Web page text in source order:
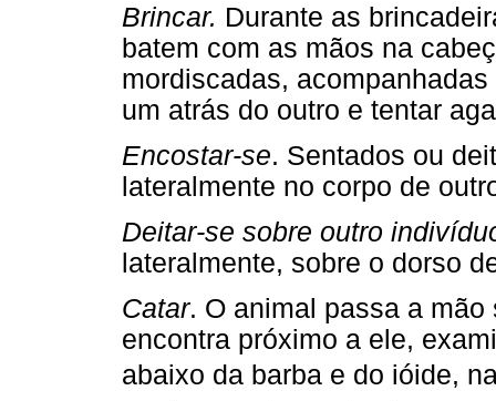
Brincar. Durante as
batem com as mãos na
mordiscadas,
um atrás do outro e tentar
Encostar-se. Sentados ou
lateralmente no corpo de
Deitar-se sobre outro
lateralmente, sobre o dorso
Catar. O animal passa a
encontra próximo a ele,
abaixo da barba e do ióide,